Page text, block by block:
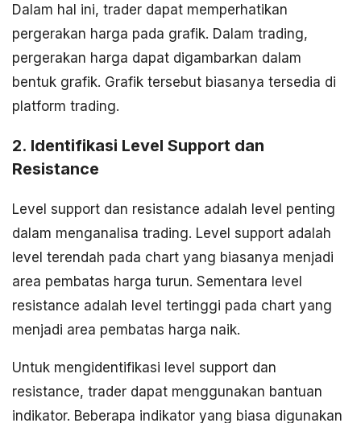
Dalam hal ini, trader dapat memperhatikan
pergerakan harga pada grafik. Dalam trading,
pergerakan harga dapat digambarkan dalam
bentuk grafik. Grafik tersebut biasanya tersedia di
platform trading.
2. Identifikasi Level Support dan
Resistance
Level support dan resistance adalah level penting
dalam menganalisa trading. Level support adalah
level terendah pada chart yang biasanya menjadi
area pembatas harga turun. Sementara level
resistance adalah level tertinggi pada chart yang
menjadi area pembatas harga naik.
Untuk mengidentifikasi level support dan
resistance, trader dapat menggunakan bantuan
indikator. Beberapa indikator yang biasa digunakan